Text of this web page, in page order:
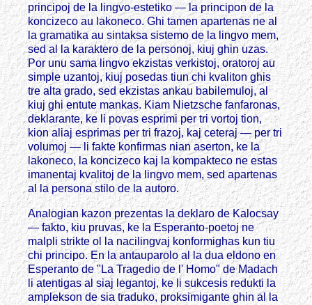
principoj de la lingvo-estetiko — la principon de la
koncizeco au lakoneco. Ghi tamen apartenas ne al
la gramatika au sintaksa sistemo de la lingvo mem,
sed al la karaktero de la personoj, kiuj ghin uzas.
Por unu sama lingvo ekzistas verkistoj, oratoroj au
simple uzantoj, kiuj posedas tiun chi kvaliton ghis
tre alta grado, sed ekzistas ankau babilemuloj, al
kiuj ghi entute mankas. Kiam Nietzsche fanfaronas,
deklarante, ke li povas esprimi per tri vortoj tion,
kion aliaj esprimas per tri frazoj, kaj ceteraj — per tri
volumoj — li fakte konfirmas nian aserton, ke la
lakoneco, la koncizeco kaj la kompakteco ne estas
imanentaj kvalitoj de la lingvo mem, sed apartenas
al la persona stilo de la autoro.
Analogian kazon prezentas la deklaro de Kalocsay
— fakto, kiu pruvas, ke la Esperanto-poetoj ne
malpli strikte ol la nacilingvaj konformighas kun tiu
chi principo. En la antauparolo al la dua eldono en
Esperanto de "La Tragedio de l' Homo" de Madach
li atentigas al siaj legantoj, ke li sukcesis redukti la
amplekson de sia traduko, proksimigante ghin al la